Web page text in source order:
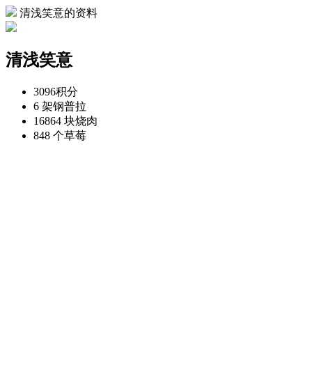
清浅笑意的资料
清浅笑意
3096积分
6 架钢普拉
16864 块烧肉
848 个草莓